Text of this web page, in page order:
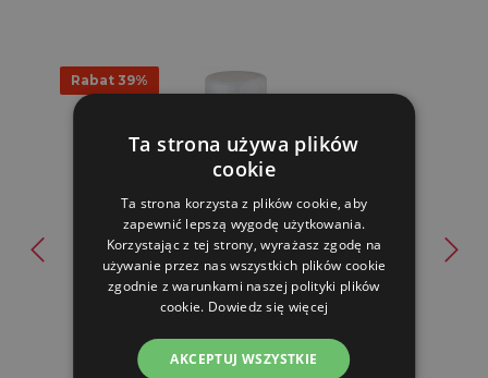
Rabat 39%
Poidło poziome dla drobiu, królików - 0,5 l
21.55 zl
13.06 zl
Ta strona używa plików
cookie
Ta strona korzysta z plików cookie, aby
zapewnić lepszą wygodę użytkowania.
Korzystając z tej strony, wyrażasz zgodę na
używanie przez nas wszystkich plików cookie
zgodnie z warunkami naszej polityki plików
cookie. Dowiedz się więcej
AKCEPTUJ WSZYSTKIE